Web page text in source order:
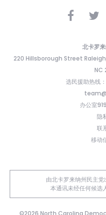
北卡罗
220 Hillsborough Street
NC
选民援助热
办公室
隐
联
移动
由北卡罗来纳州民主
本通讯未经任何候选
©2026 North Carolina